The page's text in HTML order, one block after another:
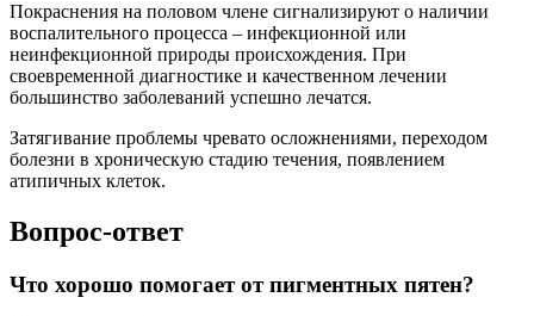
Покраснения на половом члене сигнализируют о наличии
воспалительного процесса – инфекционной или
неинфекционной природы происхождения. При
своевременной диагностике и качественном лечении
большинство заболеваний успешно лечатся.
Затягивание проблемы чревато осложнениями, переходом
болезни в хроническую стадию течения, появлением
атипичных клеток.
Вопрос-ответ
Что хорошо помогает от пигментных пятен?